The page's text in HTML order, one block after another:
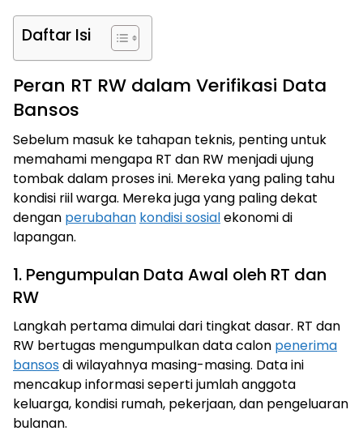
Daftar Isi
Peran RT RW dalam Verifikasi Data
Bansos
Sebelum masuk ke tahapan teknis, penting untuk
memahami mengapa RT dan RW menjadi ujung
tombak dalam proses ini. Mereka yang paling tahu
kondisi riil warga. Mereka juga yang paling dekat
dengan perubahan kondisi sosialekonomi di
lapangan.
1. Pengumpulan Data Awal oleh RT dan
RW
Langkah pertama dimulai dari tingkat dasar. RT dan
RW bertugas mengumpulkan data calon penerima
bansos di wilayahnya masing-masing. Data ini
mencakup informasi seperti jumlah anggota
keluarga, kondisi rumah, pekerjaan, dan pengeluaran
bulanan.